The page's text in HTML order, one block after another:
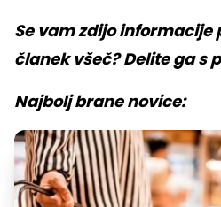
Se vam zdijo informacije
članek všeč? Delite ga s
Najbolj brane novice: